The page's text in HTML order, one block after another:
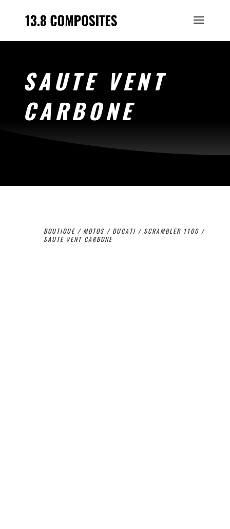
SAUTE VENT
CARBONE
BOUTIQUE/ MOTOS / DUCATI/ SCRAMBLER 1100/
SAUTE VENT CARBONE